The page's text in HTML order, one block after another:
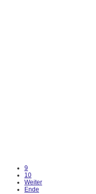
9
10
Weiter
Ende